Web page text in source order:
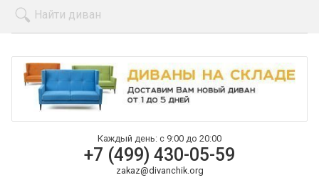
Оплата и доставка
Контакты
Каждый день: с 9:00 до 20:00
+7 (499) 430-05-59
zakaz@divanchik.org